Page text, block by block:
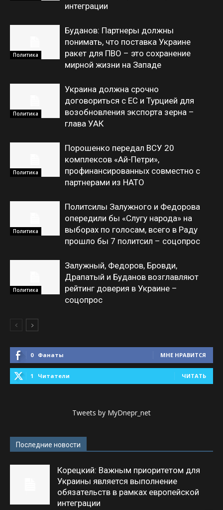
интеграции
Политика
Буданов: Партнеры должны
понимать, что поставка Украине
ракет для ПВО – это сохранение
мирной жизни на Западе
Политика
Украина должна срочно
договориться с ЕС и Турцией для
возобновления экспорта зерна –
глава УАК
Политика
Порошенко передал ВСУ 20
комплексов «Ай-Петри»,
профинансированных совместно с
партнерами из НАТО
Политика
Политсилы Залужного и Федорова
опередили бы «Слугу народа» на
выборах по голосам, всего в Раду
прошло бы 7 политсил – соцопрос
Политика
Залужный, Федоров, Бровди,
Драпатый и Буданов возглавляют
рейтинг доверия в Украине –
соцопрос
0 Фанаты МНЕ НРАВИТСЯ
1 Читатели ЧИТАТЬ
Tweets by MyDnepr_net
Последние новости
Корецкий: Важным приоритетом для
Украины является выполнение
обязательств в рамках европейской
интеграции